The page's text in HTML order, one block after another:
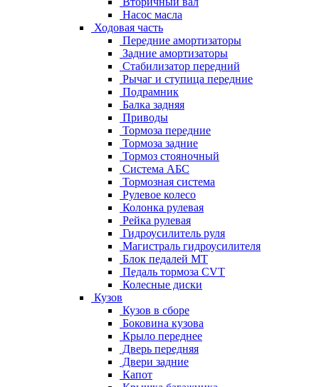
Насос масла
Ходовая часть
Передние амортизаторы
Задние амортизаторы
Стабилизатор передний
Рычаг и ступица передние
Подрамник
Балка задняя
Приводы
Тормоза передние
Тормоза задние
Тормоз стояночный
Система АБС
Тормозная система
Рулевое колесо
Колонка рулевая
Рейка рулевая
Гидроусилитель руля
Магистраль гидроусилителя
Блок педалей МТ
Педаль тормоза CVT
Колесные диски
Кузов
Кузов в сборе
Боковина кузова
Крыло переднее
Дверь передняя
Двери задние
Капот